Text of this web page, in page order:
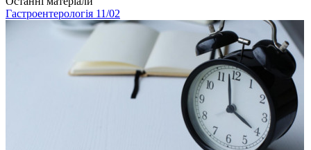
Гастроентерологія 11/02